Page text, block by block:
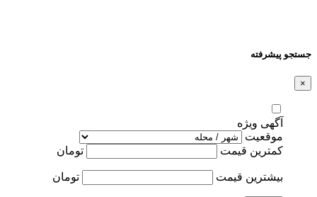
جستجو پیشرفته
×
آگهی ویژه
موقعیت
کمترین قیمت
تومان
بیشترین قیمت تومان